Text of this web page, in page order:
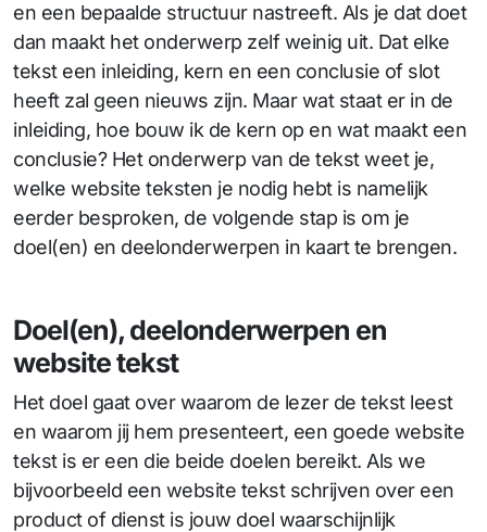
en een bepaalde structuur nastreeft. Als je dat doet
dan maakt het onderwerp zelf weinig uit. Dat elke
tekst een inleiding, kern en een conclusie of slot
heeft zal geen nieuws zijn. Maar wat staat er in de
inleiding, hoe bouw ik de kern op en wat maakt een
conclusie? Het onderwerp van de tekst weet je,
welke website teksten je nodig hebt is namelijk
eerder besproken, de volgende stap is om je
doel(en) en deelonderwerpen in kaart te brengen.
Doel(en), deelonderwerpen en
website tekst
Het doel gaat over waarom de lezer de tekst leest
en waarom jij hem presenteert, een goede website
tekst is er een die beide doelen bereikt. Als we
bijvoorbeeld een website tekst schrijven over een
product of dienst is jouw doel waarschijnlijk